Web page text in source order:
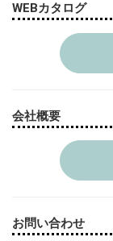
WEBカタログ
会社概要
お問い合わせ